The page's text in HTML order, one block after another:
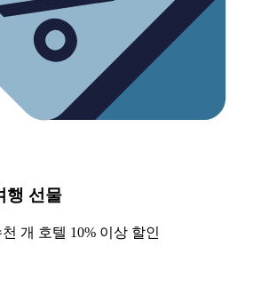
행 선물
개 호텔 10% 이상 할인